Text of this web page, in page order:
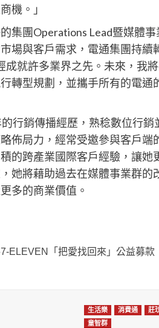
機。」
集團Operations Lead暨媒體
市場與客戶需求，電通集團持
成就許多業界之先。未來，我
轉型規劃，並攜手所有的電
行銷傳播經歷，熟稔數位行
佈局力，經常受邀參與客戶
的跨產業國際客戶經驗，讓
她將藉助過去在媒體事業群
多的商業價值。
ELEVEN「把愛找回來」公益募款
生活樂 消費通 莊
童智群